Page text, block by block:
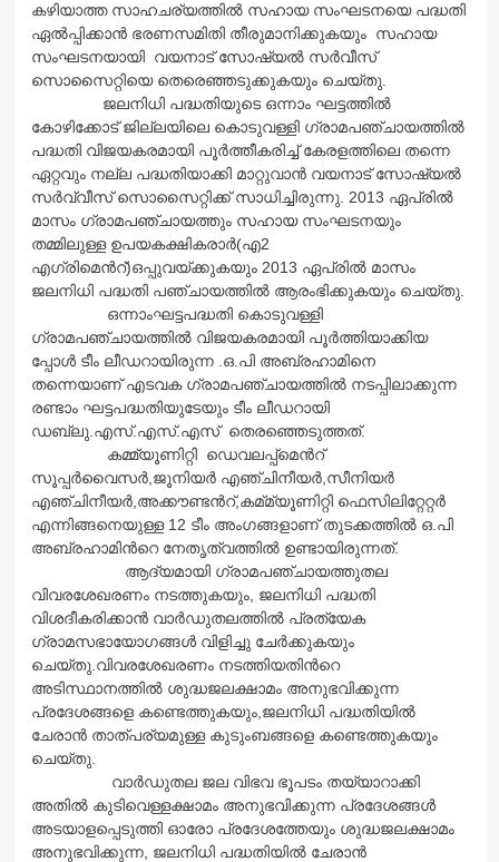
കഴിയാത്ത സാഹചര്യത്തില്‍ സഹായ സംഘടനയെ പദ്ധതി
ഏല്‍പ്പിക്കാന്‍ ഭരണസമിതി തീരുമാനിക്കുകയും സഹായ
സംഘടനയായി വയനാട് സോഷ്യല്‍ സര്‍വീസ്
സൊസൈറ്റിയെ തെരെഞ്ഞടുക്കുകയും ചെയ്തു.
ജലനിധി പദ്ധതിയുടെ ഒന്നാം ഘട്ടത്തില്‍
കോഴിക്കോട് ജില്ലയിലെ കൊടുവള്ളി ഗ്രാമപഞ്ചായത്തില്‍
പദ്ധതി വിജയകരമായി പൂര്‍ത്തീകരിച്ച് കേരളത്തിലെ തന്നെ
ഏറ്റവും നല്ല പദ്ധതിയാക്കി മാറ്റുവാന്‍ വയനാട് സോഷ്യല്‍
സര്‍വ്വീസ് സൊസൈറ്റിക്ക് സാധിച്ചിരുന്നു. 2013 ഏപ്രില്‍
മാസം ഗ്രാമപഞ്ചായത്തും സഹായ സംഘടനയും
തമ്മിലുള്ള ഉപയകക്ഷികരാര്‍(എ2
എഗ്രിമെന്‍റ്)ഒപ്പുവയ്ക്കുകയും 2013 ഏപ്രില്‍ മാസം
ജലനിധി പദ്ധതി പഞ്ചായത്തില്‍ ആരംഭിക്കുകയും ചെയ്തു.
ഒന്നാംഘട്ടപദ്ധതി കൊടുവള്ളി
ഗ്രാമപഞ്ചായത്തില്‍ വിജയകരമായി പൂര്‍ത്തിയാക്കിയ
പ്പോള്‍ ടീം ലീഡറായിരുന്ന .ഒ.പി അബ്രഹാമിനെ
തന്നെയാണ് എടവക ഗ്രാമപഞ്ചായത്തില്‍ നടപ്പിലാക്കുന്ന
രണ്ടാം ഘട്ടപദ്ധതിയുടേയും ടീം ലീഡറായി
ഡബ്ലു.എസ്.എസ്.എസ് തെരഞ്ഞെടുത്തത്.
കമ്മ്യൂണിറ്റി ഡെവലപ്പ്മെന്‍റ്
സൂപ്പര്‍വൈസര്‍,ജൂനിയര്‍ എഞ്ചിനീയര്‍,സീനിയര്‍
എഞ്ചിനീയര്‍,അക്കൗണ്ടന്‍റ്,കമ്മ്യൂണിറ്റി ഫെസിലിറ്റേറ്റര്‍
എന്നിങ്ങനെയുള്ള 12 ടീം അംഗങ്ങളാണ് തുടക്കത്തില്‍ ഒ.പി
അബ്രഹാമിന്‍റെ നേതൃത്വത്തില്‍ ഉണ്ടായിരുന്നത്.
ആദ്യമായി ഗ്രാമപഞ്ചായത്തുതല
വിവരശേഖരണം നടത്തുകയും, ജലനിധി പദ്ധതി
വിശദീകരിക്കാന്‍ വാര്‍ഡുതലത്തില്‍ പ്രത്യേക
ഗ്രാമസഭായോഗങ്ങള്‍ വിളിച്ചു ചേര്‍ക്കുകയും
ചെയ്തു.വിവരശേഖരണം നടത്തിയതിന്‍റെ
അടിസ്ഥാനത്തില്‍ ശുദ്ധജലക്ഷാമം അനുഭവിക്കുന്ന
പ്രദേശങ്ങളെ കണ്ടെത്തുകയും,ജലനിധി പദ്ധതിയില്‍
ചേരാന്‍ താത്പര്യമുള്ള കുടുംബങ്ങളെ കണ്ടെത്തുകയും
ചെയ്തു.
വാര്‍ഡുതല ജല വിഭവ ഭൂപടം തയ്യാറാക്കി
അതില്‍ കുടിവെള്ളക്ഷാമം അനുഭവിക്കുന്ന പ്രദേശങ്ങള്‍
അടയാളപ്പെടുത്തി ഓരോ പ്രദേശത്തേയും ശുദ്ധജലക്ഷാമം
അനുഭവിക്കുന്ന, ജലനിധി പദ്ധതിയില്‍ ചേരാന്‍